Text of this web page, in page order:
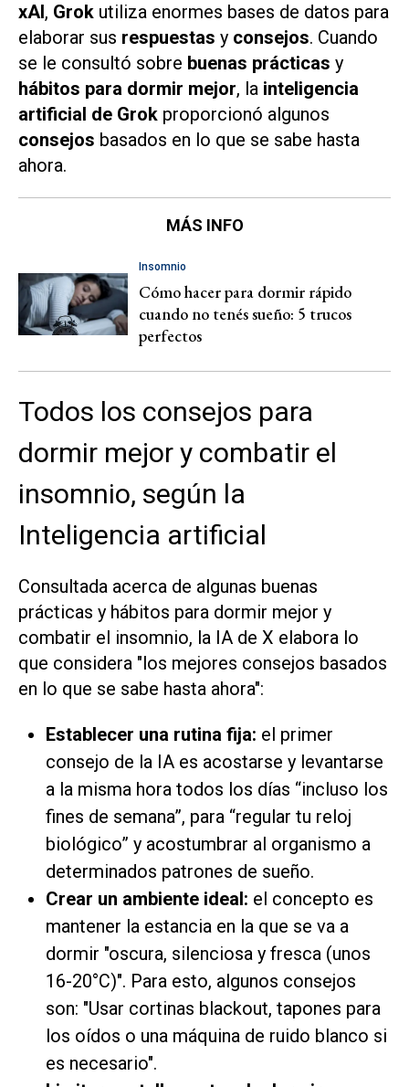
xAI, Grok utiliza enormes bases de datos para
elaborar sus respuestas y consejos. Cuando
se le consultó sobre buenas prácticas y
hábitos para dormir mejor, la inteligencia
artificial de Grok proporcionó algunos
consejos basados en lo que se sabe hasta
ahora.
MÁS INFO
Insomnio
Cómo hacer para dormir rápido
cuando no tenés sueño: 5 trucos
perfectos
Todos los consejos para
dormir mejor y combatir el
insomnio, según la
Inteligencia artificial
Consultada acerca de algunas buenas
prácticas y hábitos para dormir mejor y
combatir el insomnio, la IA de X elabora lo
que considera "los mejores consejos basados
en lo que se sabe hasta ahora":
Establecer una rutina fija: el primer
consejo de la IA es acostarse y levantarse
a la misma hora todos los días “incluso los
fines de semana”, para “regular tu reloj
biológico” y acostumbrar al organismo a
determinados patrones de sueño.
Crear un ambiente ideal: el concepto es
mantener la estancia en la que se va a
dormir "oscura, silenciosa y fresca (unos
16-20°C)". Para esto, algunos consejos
son: "Usar cortinas blackout, tapones para
los oídos o una máquina de ruido blanco si
es necesario".